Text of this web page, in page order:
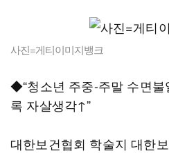
사진=게티이미지뱅크
◆“청소년 주중-주말 수면불
록 자살생각↑”
대한보건협회 학술지 대한